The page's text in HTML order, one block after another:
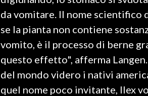
da vomitare. Il nome scientifico
se la pianta non contiene
vomito, è il processo di berne
questo effetto", afferma
del mondo videro i nativi
quel nome poco invitante, Ilex